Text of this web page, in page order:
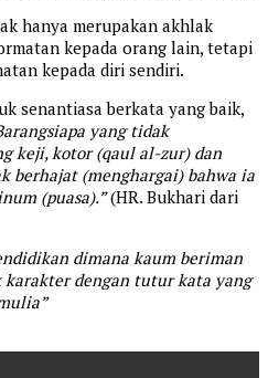
hanya merupakan akhlak
kepada orang lain, tetapi
kepada diri sendiri.
senantiasa berkata yang baik,
yang tidak
keji, kotor (qaul al-zur) dan
berhajat (menghargai) bahwa ia
(puasa).”(HR. Bukhari dari
dimana kaum beriman
karakter dengan tutur kata yang